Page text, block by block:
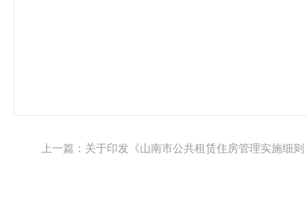
上一篇： 关于印发《山南市公共租赁住房管理实施细